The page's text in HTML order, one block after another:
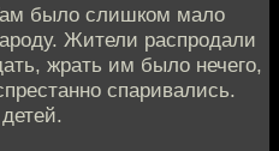
было слишком мало
Жители распродали
жрать им было нечего,
спаривались.